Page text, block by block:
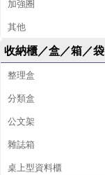
加強圈
其他
收納櫃／盒／箱／袋
整理盒
分類盒
公文架
雜誌箱
桌上型資料櫃